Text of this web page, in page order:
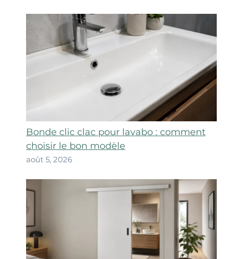
Bonde clic clac pour lavabo : comment
choisir le bon modèle
août 5, 2026